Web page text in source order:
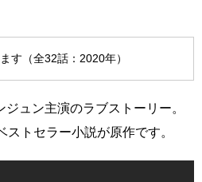
す（全32話：2020年）
ュン主演のラブストーリー。
トセラー小説が原作です。